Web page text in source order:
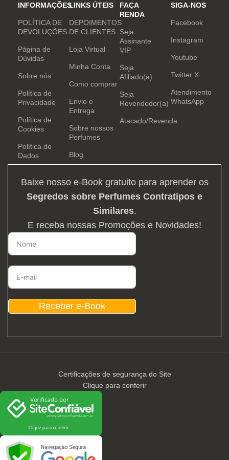
INFORMAÇÕES
POLÍTICA DE
DEVOLUÇÕES
Página de
Dúvidas
Sobre nós
Política de
Privacidade
Política de
Cookies
Política de
Dados
LINKS ÚTEIS
DEPOIMENTOS
DE CLIENTES
Loja Virtual
Minha Conta
Como comprar
Envio e
Entrega
Sobre nossos
Perfumes
Blog
FAÇA
RENDA
Seja
Assinante
VIP
Seja
Afiliado(a)
Seja
Revendedor(a)
Atacado/Revenda
SIGA-NOS
Facebook
Instagram
Youtube
Twitter X
Atendimento
WhatsApp
Baixe nosso e-Book gratuito para aprender os
Segredos sobre Perfumes Contratipos e
Similares.
E receba nossas Promoções e Novidades!
Receber e-Book
Certificações de segurança do Site
Clique para conferir